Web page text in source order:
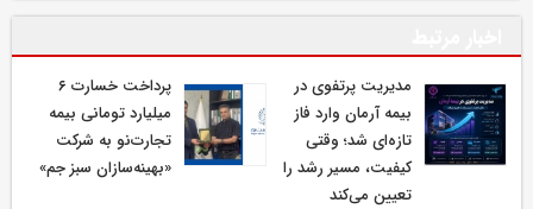
مدیریت پرتفوی در
بیمه آرمان وارد فاز
تازه‌ای شد؛ وقتی
کیفیت، مسیر رشد را
تعیین می‌کند
پرداخت خسارت ۶
میلیارد تومانی بیمه
تجارت‌نو به شرکت
«بهینه‌سازان سبز جم»